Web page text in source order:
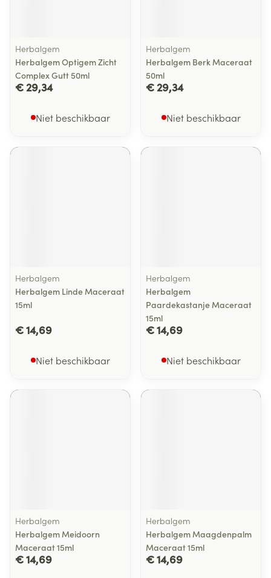
Herbalgem
Herbalgem Optigem Zicht
Complex Gutt 50ml
€ 29,34
Niet beschikbaar
Herbalgem
Herbalgem Berk Maceraat
50ml
€ 29,34
Niet beschikbaar
Herbalgem
Herbalgem Linde Maceraat
15ml
€ 14,69
Niet beschikbaar
Herbalgem
Herbalgem
Paardekastanje Maceraat
15ml
€ 14,69
Niet beschikbaar
Herbalgem
Herbalgem Meidoorn
Maceraat 15ml
€ 14,69
Herbalgem
Herbalgem Maagdenpalm
Maceraat 15ml
€ 14,69